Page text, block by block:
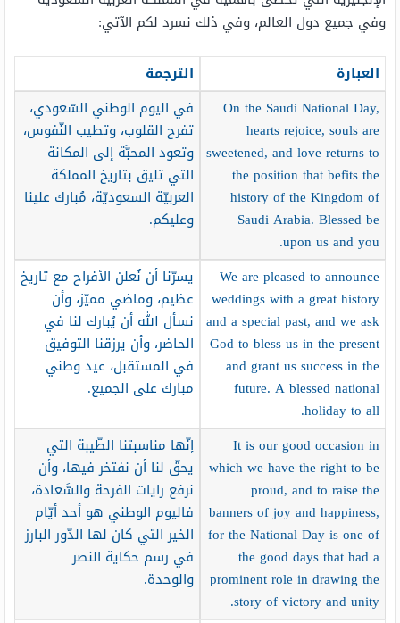
وفي جميع دول العالم، وفي ذلك نسرد لكم الآتي:
العبارة
الترجمة
On the Saudi National Day,
hearts rejoice, souls are
sweetened, and love returns to
the position that befits the
history of the Kingdom of
Saudi Arabia. Blessed be
upon us and you.
في اليوم الوطني السّعودي،
تفرح القلوب، وتطيب النّفوس،
وتعود المحبَّة إلى المكانة
التي تليق بتاريخ المملكة
العربيّة السعوديّة، مُبارك علينا
وعليكم.
We are pleased to announce
weddings with a great history
and a special past, and we ask
God to bless us in the present
and grant us success in the
future. A blessed national
holiday to all.
يسرّنا أن نُعلن الأفراح مع تاريخ
عظيم، وماضي مميّز، وأن
نسأل الله أن يُبارك لنا في
الحاضر، وأن يرزقنا التوفيق
في المستقبل، عيد وطني
مبارك على الجميع.
It is our good occasion in
which we have the right to be
proud, and to raise the
banners of joy and happiness,
for the National Day is one of
the good days that had a
prominent role in drawing the
story of victory and unity.
إنّها مناسبتنا الطّيبة التي
يحقّ لنا أن نفتخر فيها، وأن
نرفع رايات الفرحة والسَّعادة،
فاليوم الوطني هو أحد أيّام
الخير التي كان لها الدّور البارز
في رسم حكاية النصر
والوحدة.